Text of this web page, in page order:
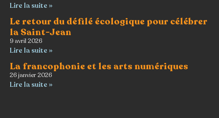
Lire la suite »
Le retour du défilé écologique pour célébrer
la Saint-Jean
9 avril 2026
Lire la suite »
La francophonie et les arts numériques
26 janvier 2026
Lire la suite »